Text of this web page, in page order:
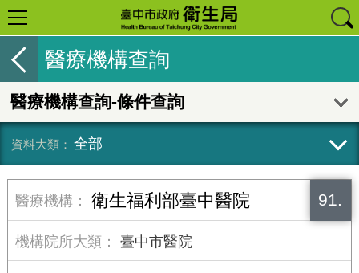
醫療機構查詢
醫療機構查詢-條件查詢
全部
91.
衛生福利部臺中醫院
臺中市醫院